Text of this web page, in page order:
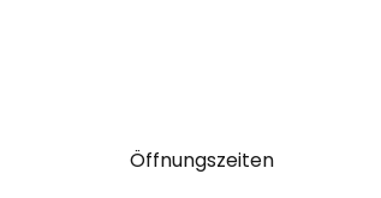
Öffnungszeiten